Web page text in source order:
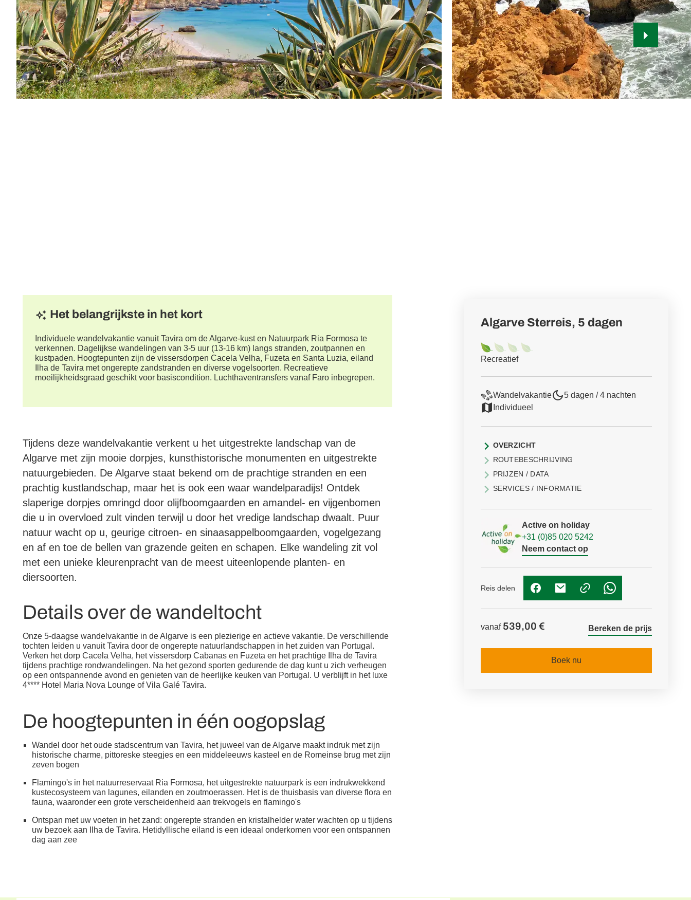
Het belangrijkste in het kort
Individuele wandelvakantie vanuit Tavira om de Algarve-kust en Natuurpark Ria Formosa te
verkennen. Dagelijkse wandelingen van 3-5 uur (13-16 km) langs stranden, zoutpannen en
kustpaden. Hoogtepunten zijn de vissersdorpen Cacela Velha, Fuzeta en Santa Luzia, eiland
Ilha de Tavira met ongerepte zandstranden en diverse vogelsoorten. Recreatieve
moeilijkheidsgraad geschikt voor basiscondition. Luchthaventransfers vanaf Faro inbegrepen.
Tijdens deze wandelvakantie verkent u het uitgestrekte landschap van de
Algarve met zijn mooie dorpjes, kunsthistorische monumenten en uitgestrekte
natuurgebieden. De Algarve staat bekend om de prachtige stranden en een
prachtig kustlandschap, maar het is ook een waar wandelparadijs! Ontdek
slaperige dorpjes omringd door olijfboomgaarden en amandel- en vijgenbomen
die u in overvloed zult vinden terwijl u door het vredige landschap dwaalt. Puur
natuur wacht op u, geurige citroen- en sinaasappelboomgaarden, vogelgezang
en af ​​en toe de bellen van grazende geiten en schapen. Elke wandeling zit vol
met een unieke kleurenpracht van de meest uiteenlopende planten- en
diersoorten.
Details over de wandeltocht
Onze 5-daagse wandelvakantie in de Algarve is een plezierige en actieve vakantie. De verschillende
tochten leiden u vanuit Tavira door de ongerepte natuurlandschappen in het zuiden van Portugal.
Verken het dorp Cacela Velha, het vissersdorp Cabanas en Fuzeta en het prachtige Ilha de Tavira
tijdens prachtige rondwandelingen. Na het gezond sporten gedurende de dag kunt u zich verheugen
op een ontspannende avond en genieten van de heerlijke keuken van Portugal. U verblijft in het luxe
4**** Hotel Maria Nova Lounge of Vila Galé Tavira.
De hoogtepunten in één oogopslag
Wandel door het oude stadscentrum van Tavira, het juweel van de Algarve maakt indruk met zijn
historische charme, pittoreske steegjes en een middeleeuws kasteel en de Romeinse brug met zijn
zeven bogen
Flamingo's in het natuurreservaat Ria Formosa, het uitgestrekte natuurpark is een indrukwekkend
kustecosysteem van lagunes, eilanden en zoutmoerassen. Het is de thuisbasis van diverse flora en
fauna, waaronder een grote verscheidenheid aan trekvogels en flamingo's
Ontspan met uw voeten in het zand: ongerepte stranden en kristalhelder water wachten op u tijdens
uw bezoek aan Ilha de Tavira. Hetidyllische eiland is een ideaal onderkomen voor een ontspannen
dag aan zee
Algarve Sterreis, 5 dagen
Recreatief
Wandelvakantie
5 dagen / 4 nachten
Individueel
OVERZICHT
ROUTEBESCHRIJVING
PRIJZEN / DATA
SERVICES / INFORMATIE
Active on holiday
+31 (0)85 020 5242
Neem contact op
Reis delen
(Link opent in nieuw tabblad)
(Link opent in nieuw tabblad)
(Link opent in nieuw
vanaf 539,00 € Bereken de prijs
Boek nu